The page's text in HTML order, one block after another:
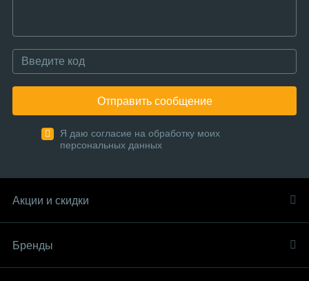
Отправить сообщение
Я даю согласие на обработку моих
персональных данных
Акции и скидки
Бренды